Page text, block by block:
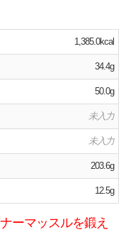
1,385.0kcal
34.4g
50.0g
未入力
未入力
203.6g
12.5g
ーマッスルを鍛え